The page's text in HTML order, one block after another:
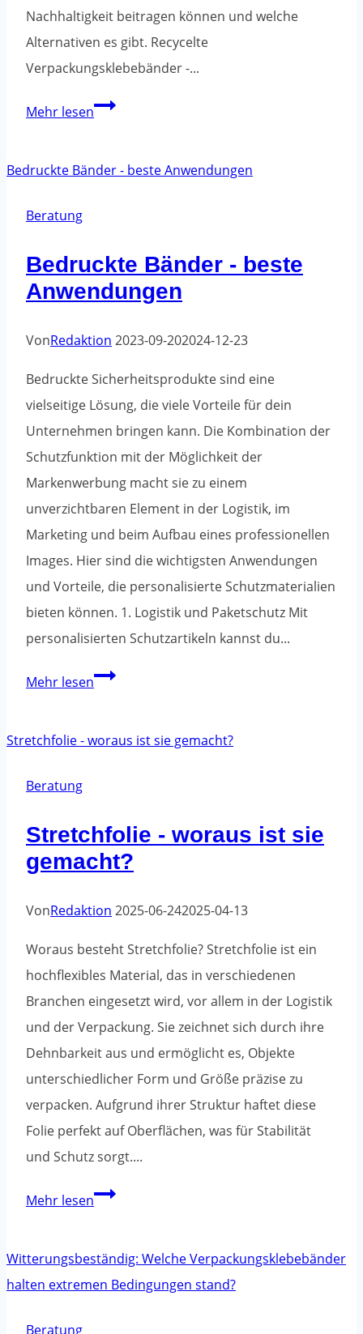
Nachhaltigkeit beitragen können und welche
Alternativen es gibt. Recycelte
Verpackungsklebebänder -...
Mehr lesenÖkologische
und
ihre
Beratung
Bedruckte Bänder - beste
Anwendungen
VonRedaktion 2023-09-202024-12-23
Bedruckte Sicherheitsprodukte sind eine
vielseitige Lösung, die viele Vorteile für dein
Unternehmen bringen kann. Die Kombination der
Schutzfunktion mit der Möglichkeit der
Markenwerbung macht sie zu einem
unverzichtbaren Element in der Logistik, im
Marketing und beim Aufbau eines professionellen
Images. Hier sind die wichtigsten Anwendungen
und Vorteile, die personalisierte Schutzmaterialien
bieten können. 1. Logistik und Paketschutz Mit
personalisierten Schutzartikeln kannst du...
Mehr lesenBedruckte
Beratung
Stretchfolie - woraus ist sie
gemacht?
VonRedaktion 2025-06-242025-04-13
Woraus besteht Stretchfolie? Stretchfolie ist ein
hochflexibles Material, das in verschiedenen
Branchen eingesetzt wird, vor allem in der Logistik
und der Verpackung. Sie zeichnet sich durch ihre
Dehnbarkeit aus und ermöglicht es, Objekte
unterschiedlicher Form und Größe präzise zu
verpacken. Aufgrund ihrer Struktur haftet diese
Folie perfekt auf Oberflächen, was für Stabilität
und Schutz sorgt....
Mehr lesenStretchfolie
Beratung